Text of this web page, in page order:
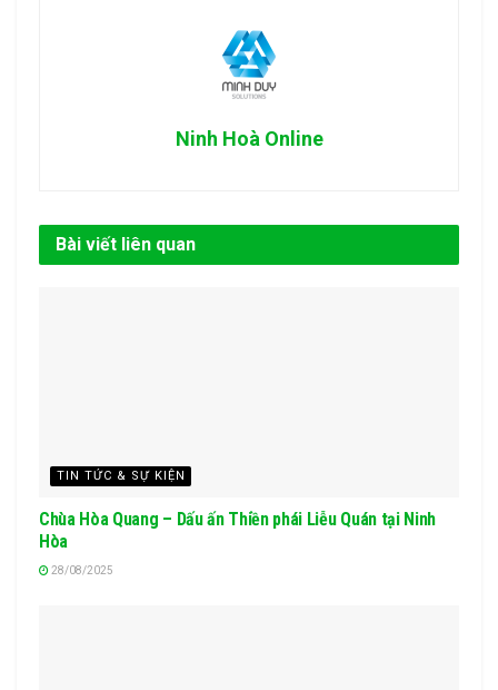
Ninh Hoà Online
Bài viết liên quan
TIN TỨC & SỰ KIỆN
Chùa Hòa Quang – Dấu ấn Thiền phái Liễu Quán tại Ninh
Hòa
28/08/2025